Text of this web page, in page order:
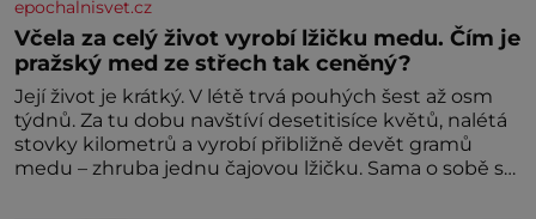
epochalnisvet.cz
Včela za celý život vyrobí lžičku medu. Čím je
pražský med ze střech tak ceněný?
Její život je krátký. V létě trvá pouhých šest až osm
týdnů. Za tu dobu navštíví desetitisíce květů, nalétá
stovky kilometrů a vyrobí přibližně devět gramů
medu – zhruba jednu čajovou lžičku. Sama o sobě se